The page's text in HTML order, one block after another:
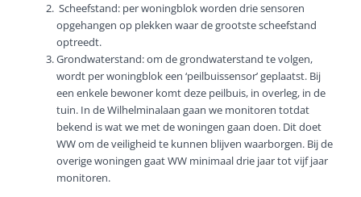
Scheefstand: per woningblok worden drie sensoren
opgehangen op plekken waar de grootste scheefstand
optreedt.
Grondwaterstand: om de grondwaterstand te volgen,
wordt per woningblok een ‘peilbuissensor’ geplaatst. Bij
een enkele bewoner komt deze peilbuis, in overleg, in de
tuin. In de Wilhelminalaan gaan we monitoren totdat
bekend is wat we met de woningen gaan doen. Dit doet
WW om de veiligheid te kunnen blijven waarborgen. Bij de
overige woningen gaat WW minimaal drie jaar tot vijf jaar
monitoren.